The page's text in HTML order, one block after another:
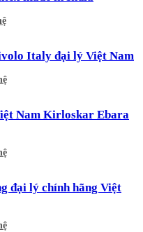
Italy đại lý Việt Nam
Nam Kirloskar Ebara
đại lý chính hãng Việt